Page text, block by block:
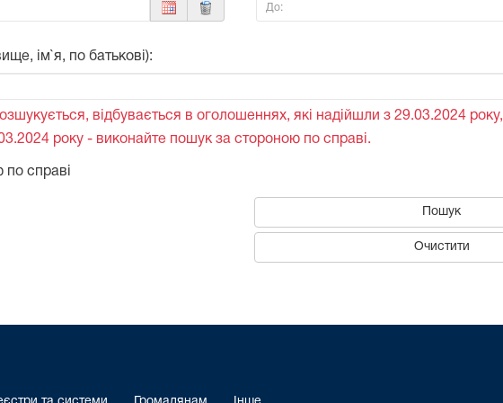
До:
ім`я, по батькові):
відбувається в оголошеннях, які надійшли з 29.03.2024 року,
року - виконайте пошук за стороною по справі.
справі
Пошук
Очистити